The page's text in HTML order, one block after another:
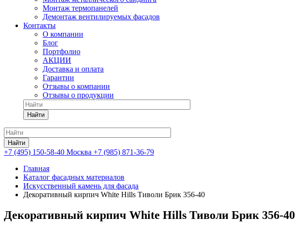
Монтаж термопанелей
Демонтаж вентилируемых фасадов
Контакты
О компании
Блог
Портфолио
АКЦИИ
Доставка и оплата
Гарантии
Отзывы о компании
Отзывы о продукции
Найти
Найти
+7 (495) 150-58-40 Москва +7 (985) 871-36-79
Главная
Каталог фасадных материалов
Искусственный камень для фасада
Декоративный кирпич White Hills Тиволи Брик 356-40
Декоративный кирпич White Hills Тиволи Брик 356-40